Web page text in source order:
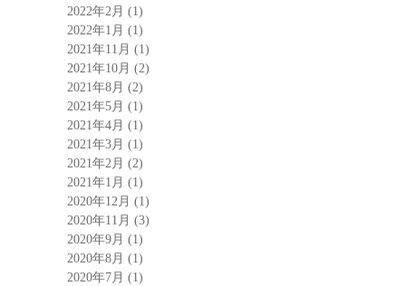
2022年2月 (1)
2022年1月 (1)
2021年11月 (1)
2021年10月 (2)
2021年8月 (2)
2021年5月 (1)
2021年4月 (1)
2021年3月 (1)
2021年2月 (2)
2021年1月 (1)
2020年12月 (1)
2020年11月 (3)
2020年9月 (1)
2020年8月 (1)
2020年7月 (1)